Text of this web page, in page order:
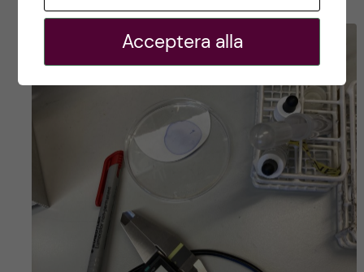
Acceptera alla